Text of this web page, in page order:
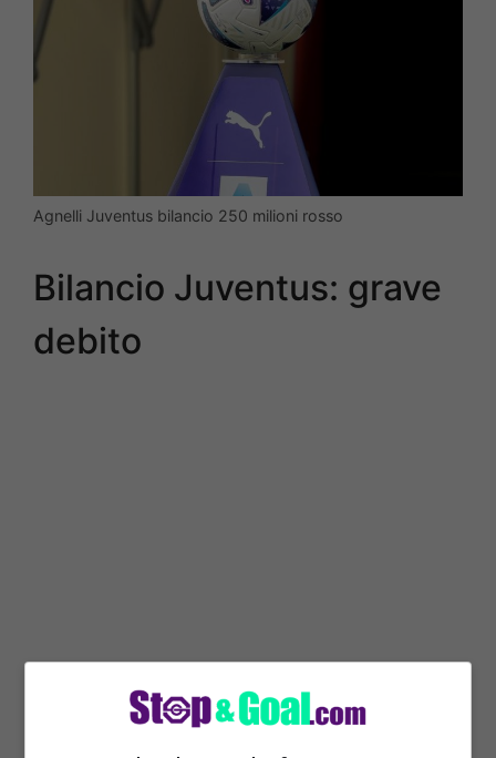
Agnelli Juventus bilancio 250 milioni rosso
Bilancio Juventus: grave
debito
Neli ultimi bilanci per la Juventus sono